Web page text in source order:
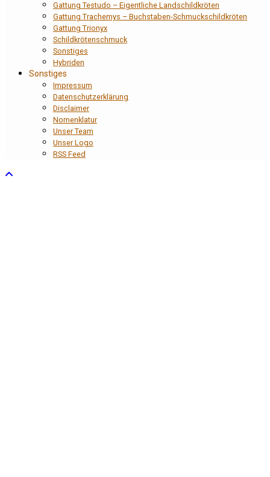
Gattung Testudo – Eigentliche Landschildkröten
Gattung Trachemys – Buchstaben-Schmuckschildkröten
Gattung Trionyx
Schildkrötenschmuck
Sonstiges
Hybriden
Sonstiges
Impressum
Datenschutzerklärung
Disclaimer
Nomenklatur
Unser Team
Unser Logo
RSS Feed